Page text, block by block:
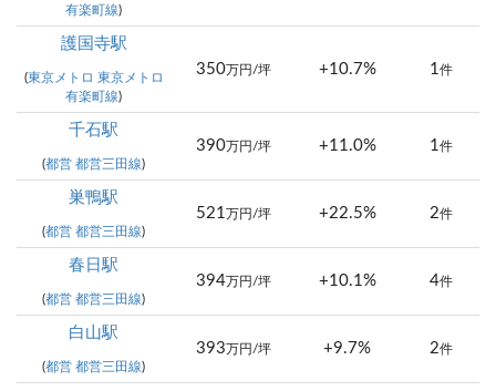
有楽町線)
護国寺駅
(東京メトロ 東京メトロ
有楽町線)
350万円/坪 +10.7% 1件
千石駅
(都営 都営三田線)
390万円/坪 +11.0% 1件
巣鴨駅
(都営 都営三田線)
521 万円/坪 +22.5% 2件
春日駅
(都営 都営三田線)
394万円/坪 +10.1% 4件
白山駅
(都営 都営三田線)
393 万円/坪 +9.7% 2件